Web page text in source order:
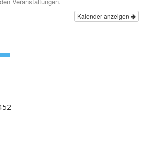
Kalender anzeigen